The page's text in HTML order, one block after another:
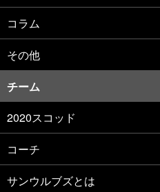
コラム
その他
チーム
2020スコッド
コーチ
サンウルブズとは